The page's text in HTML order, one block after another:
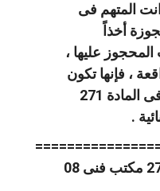
المتهم فى
أخذاً
عليها ،
، فإنها تكون
قد إستعملت حقاً مقرراً فى المادة 271
.
الطعن رقم 0506 لسنة 27 مكتب فنى 08